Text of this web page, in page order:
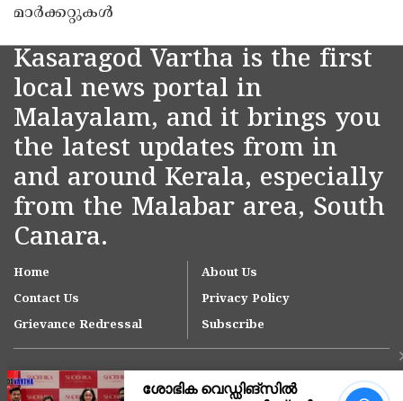
മാർക്കറ്റുകൾ
Kasaragod Vartha is the first
local news portal in
Malayalam, and it brings you
the latest updates from in
and around Kerala, especially
from the Malabar area, South
Canara.
Home
About Us
Contact Us
Privacy Policy
Grievance Redressal
Subscribe